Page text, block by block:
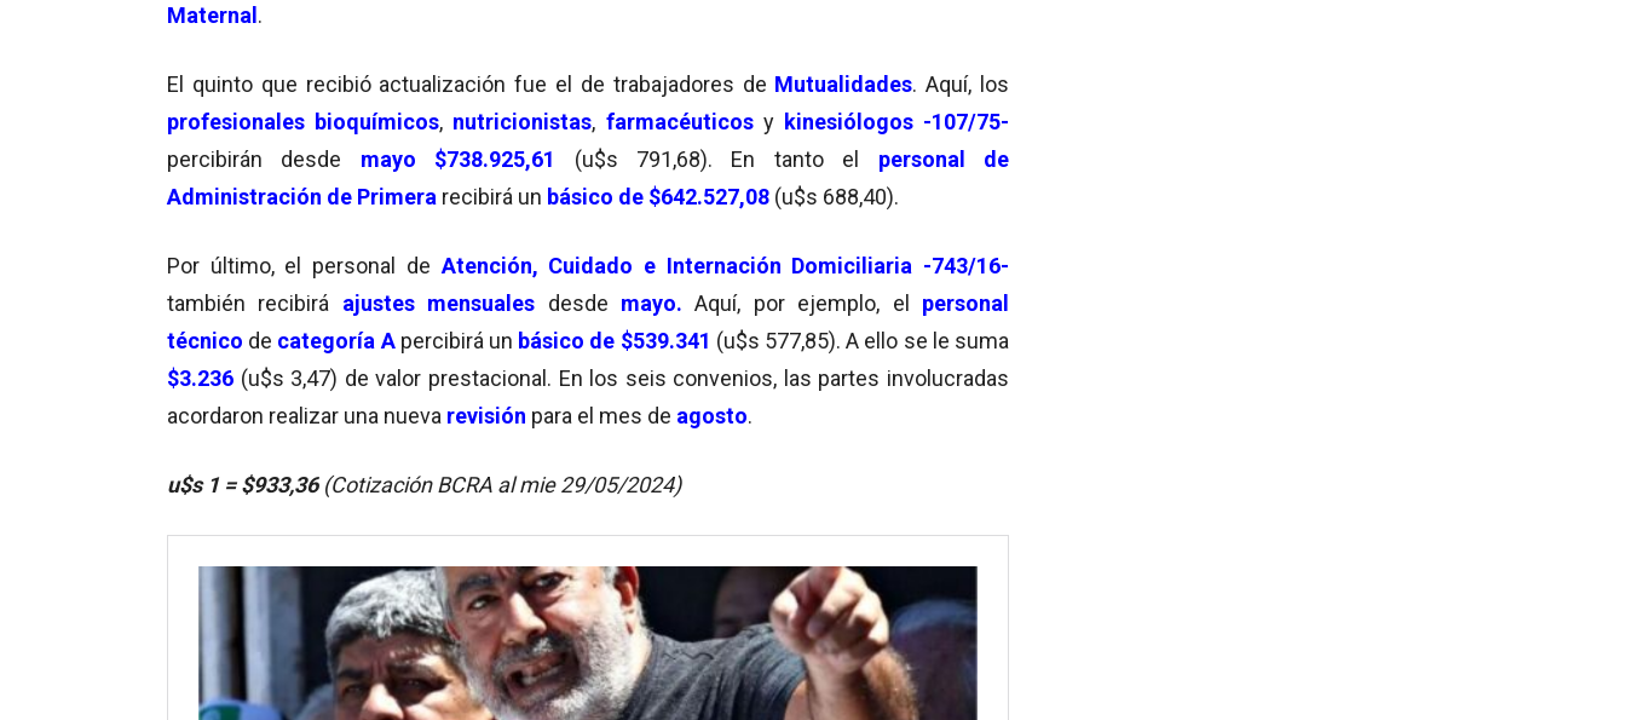
Maternal.
El quinto que recibió actualización fue el de trabajadores de Mutualidades. Aquí, los
profesionales bioquímicos, nutricionistas, farmacéuticos y kinesiólogos -107/75-
percibirán desde mayo $738.925,61 (u$s 791,68). En tanto el personal de
Administración de Primera recibirá un básico de $642.527,08 (u$s 688,40).
Por último, el personal de Atención, Cuidado e Internación Domiciliaria -743/16-
también recibirá ajustes mensuales desde mayo.Aquí, por ejemplo, el personal
técnico de categoría A percibirá un básico de $539.341 (u$s 577,85). A ello se le suma
$3.236 (u$s 3,47) de valor prestacional. En los seis convenios, las partes involucradas
acordaron realizar una nueva revisión para el mes de agosto.
u$s 1 = $933,36(Cotización BCRA al mie 29/05/2024)